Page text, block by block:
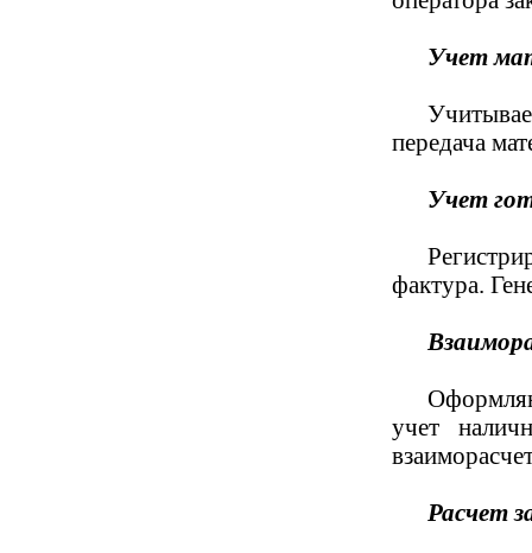
Учет
передача
Учет
фактура.
учет
Расчет